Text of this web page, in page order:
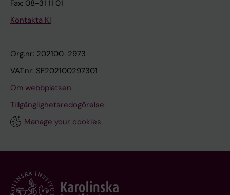
Fax: 08-31 11 01
Kontakta KI
Org.nr: 202100-2973
VAT.nr: SE202100297301
Om webbplatsen
Tillgänglighetsredogörelse
Manage your cookies